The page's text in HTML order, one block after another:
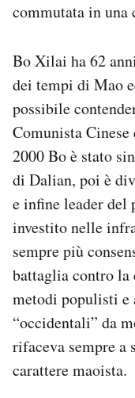
commutata in una
Bo Xilai ha 62
dei tempi di Mao
possibile
Comunista
2000 Bo è stato
di Dalian, poi è
e infine leader del
investito nelle
sempre più
battaglia contro
metodi populisti e
“occidentali” da
rifaceva sempre a
carattere maoista.